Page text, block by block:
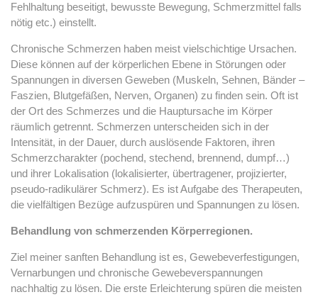
Fehlhaltung beseitigt, bewusste Bewegung, Schmerzmittel falls
nötig etc.) einstellt.
Chronische Schmerzen haben meist vielschichtige Ursachen.
Diese können auf der körperlichen Ebene in Störungen oder
Spannungen in diversen Geweben (Muskeln, Sehnen, Bänder –
Faszien, Blutgefäßen, Nerven, Organen) zu finden sein. Oft ist
der Ort des Schmerzes und die Hauptursache im Körper
räumlich getrennt. Schmerzen unterscheiden sich in der
Intensität, in der Dauer, durch auslösende Faktoren, ihren
Schmerzcharakter (pochend, stechend, brennend, dumpf…)
und ihrer Lokalisation (lokalisierter, übertragener, projizierter,
pseudo-radikulärer Schmerz). Es ist Aufgabe des Therapeuten,
die vielfältigen Bezüge aufzuspüren und Spannungen zu lösen.
Behandlung von schmerzenden Körperregionen.
Ziel meiner sanften Behandlung ist es, Gewebeverfestigungen,
Vernarbungen und chronische Gewebeverspannungen
nachhaltig zu lösen. Die erste Erleichterung spüren die meisten